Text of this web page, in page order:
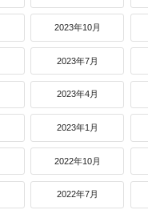
2023年10月
2023年7月
2023年4月
2023年1月
2022年10月
2022年7月